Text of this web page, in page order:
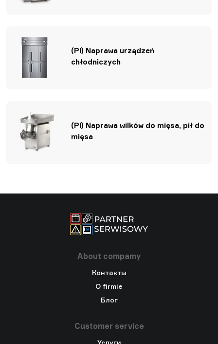
(Pl) Naprawa urządzeń
chłodniczych
(Pl) Naprawa wilków do mięsa, pił do
mięsa
About compamy
Контакты
O firmie
Блог
Customer service
Услуги